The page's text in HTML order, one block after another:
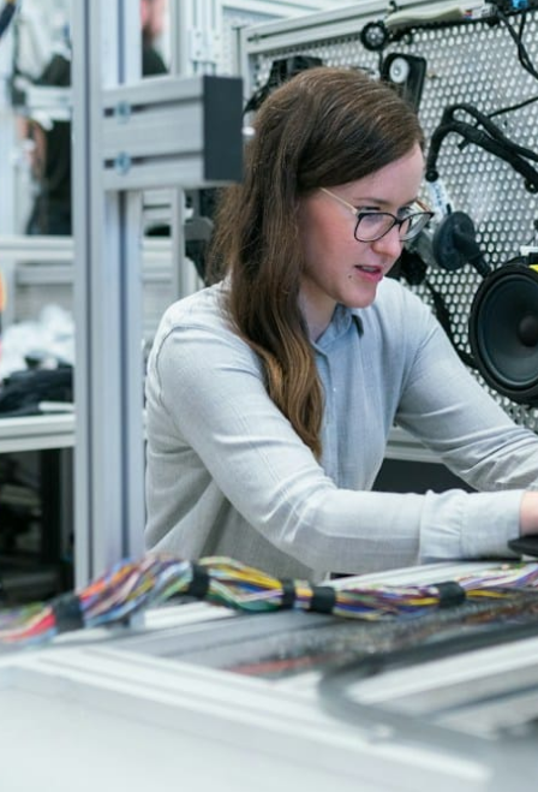
30+ anos
de experiência em EHS
2,5M+
trabalhadores gerenciados
empresas atendidas